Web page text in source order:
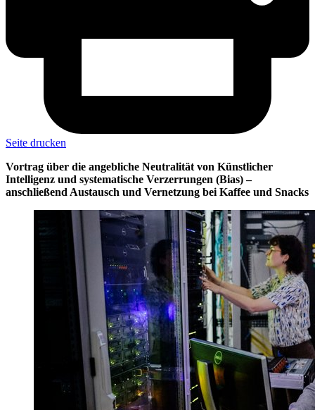
Seite drucken
Vortrag über die angebliche Neutralität von Künstlicher
Intelligenz und systematische Verzerrungen (Bias) –
anschließend Austausch und Vernetzung bei Kaffee und Snacks